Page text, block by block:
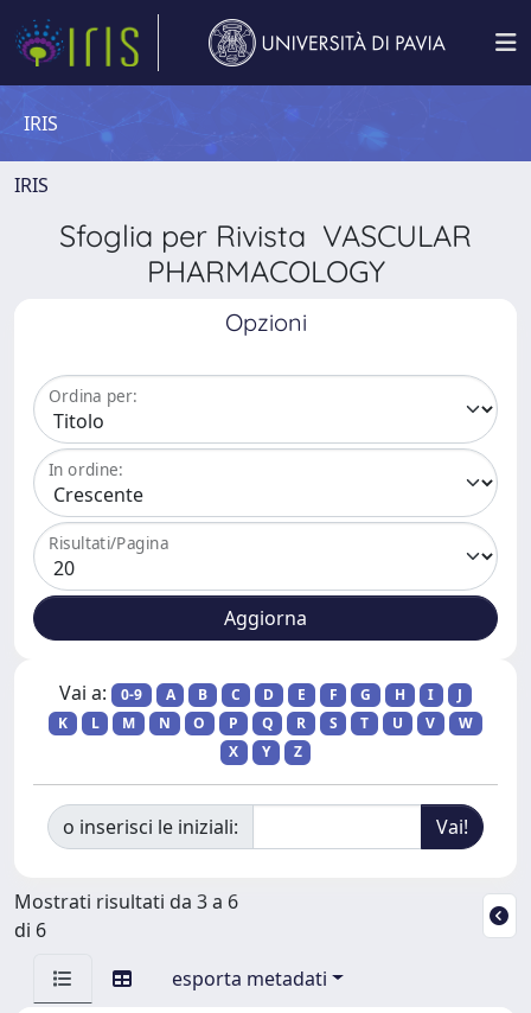
IRIS
IRIS
Sfoglia per Rivista VASCULAR
PHARMACOLOGY
Opzioni
Ordina per:
In ordine:
Risultati/Pagina
Vai a: 0-9 A B C D E F G H I
J
K
L M N O P Q R S T U V
W
X
Y Z
o inserisci le iniziali:
Mostrati risultati da 3 a 6
di 6
esporta metadati